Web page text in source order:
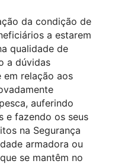
da condição de
a estarem
qualidade de
a dúvidas
em relação aos
auferindo
e fazendo os seus
na Segurança
armadora ou
se mantêm no